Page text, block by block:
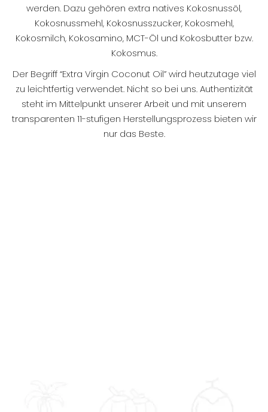
werden. Dazu gehören extra natives Kokosnussöl,
Kokosnussmehl, Kokosnusszucker, Kokosmehl,
Kokosmilch, Kokosamino, MCT-Öl und Kokosbutter bzw.
Kokosmus.
Der Begriff “Extra Virgin Coconut Oil” wird heutzutage viel
zu leichtfertig verwendet. Nicht so bei uns. Authentizität
steht im Mittelpunkt unserer Arbeit und mit unserem
transparenten 11-stufigen Herstellungsprozess bieten wir
nur das Beste.